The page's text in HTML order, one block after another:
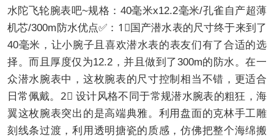
水陀飞轮腕表吧~规格：40毫米x12.2毫米/孔雀自产超薄
机芯/300m防水优点✅：1⃣️国产潜水表的尺寸终于来到了
40毫米，让小腕子且喜欢潜水表的表友们有了合适的选
择。而且厚度仅为12.2，并且做到了300m的防水。在一
众潜水腕表中，这枚腕表的尺寸控制相当不错，更适合
日常佩戴。2⃣️ 设计风格不同于常规潜水腕表的粗狂，海
翼这枚腕表突出的是高端典雅。利用盘面的克林手工雕
刻线条过渡，利用透明搪瓷的质感，仿佛把整个海绵搬